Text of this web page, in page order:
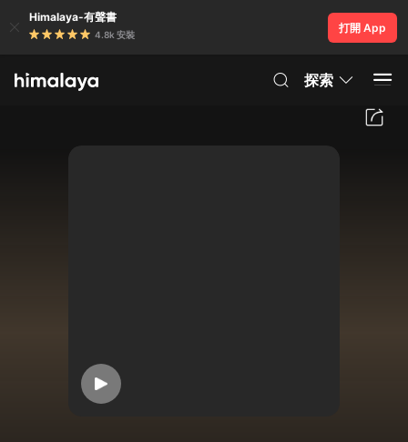
Himalaya-有聲書
4.8k 安裝
打開 App
探索